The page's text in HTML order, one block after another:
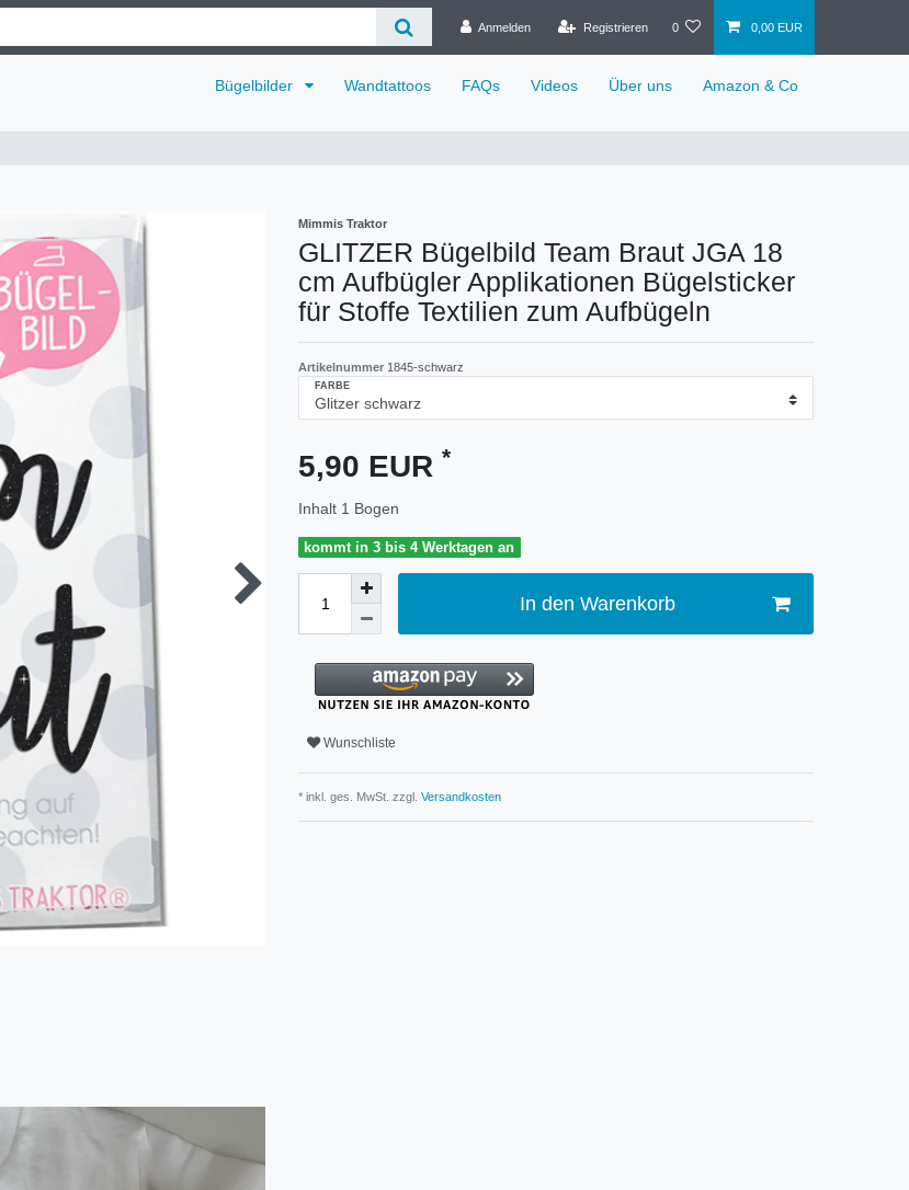
Anmelden Registrieren 0 0,00 EUR
Bügelbilder Wandtattoos FAQs Videos Über uns Amazon & Co
Mimmis Traktor
GLITZER Bügelbild Team Braut JGA 18
cm Aufbügler Applikationen Bügelsticker
für Stoffe Textilien zum Aufbügeln
Artikelnummer 1845-schwarz
FARBE
5,90 EUR *
Inhalt 1 Bogen
kommt in 3 bis 4 Werktagen an
In den Warenkorb
Wunschliste
* inkl. ges. MwSt. zzgl. Versandkosten